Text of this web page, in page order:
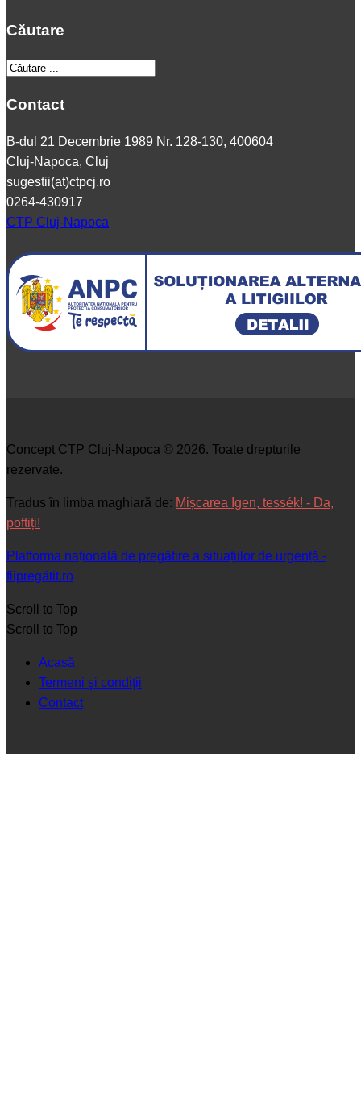
Căutare
Contact
B-dul 21 Decembrie 1989 Nr. 128-130, 400604
Cluj-Napoca, Cluj
sugestii(at)ctpcj.ro
0264-430917
CTP Cluj-Napoca
Concept CTP Cluj-Napoca © 2026. Toate drepturile
rezervate.
Tradus în limba maghiară de: Mișcarea Igen, tessék! - Da,
poftiți!
Platforma națională de pregătire a situațiilor de urgență -
fiipregătit.ro
Scroll to Top
Scroll to Top
Acasă
Termeni şi condiţii
Contact